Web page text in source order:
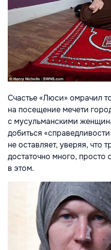
Счастье «Люси» омрачил
на посещение мечети
с мусульманскими
добиться
не оставляет, уверяя, что
достаточно много, просто
в этом.